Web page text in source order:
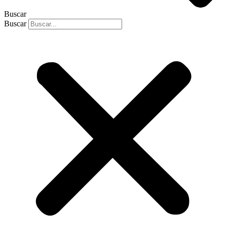
Buscar
Buscar